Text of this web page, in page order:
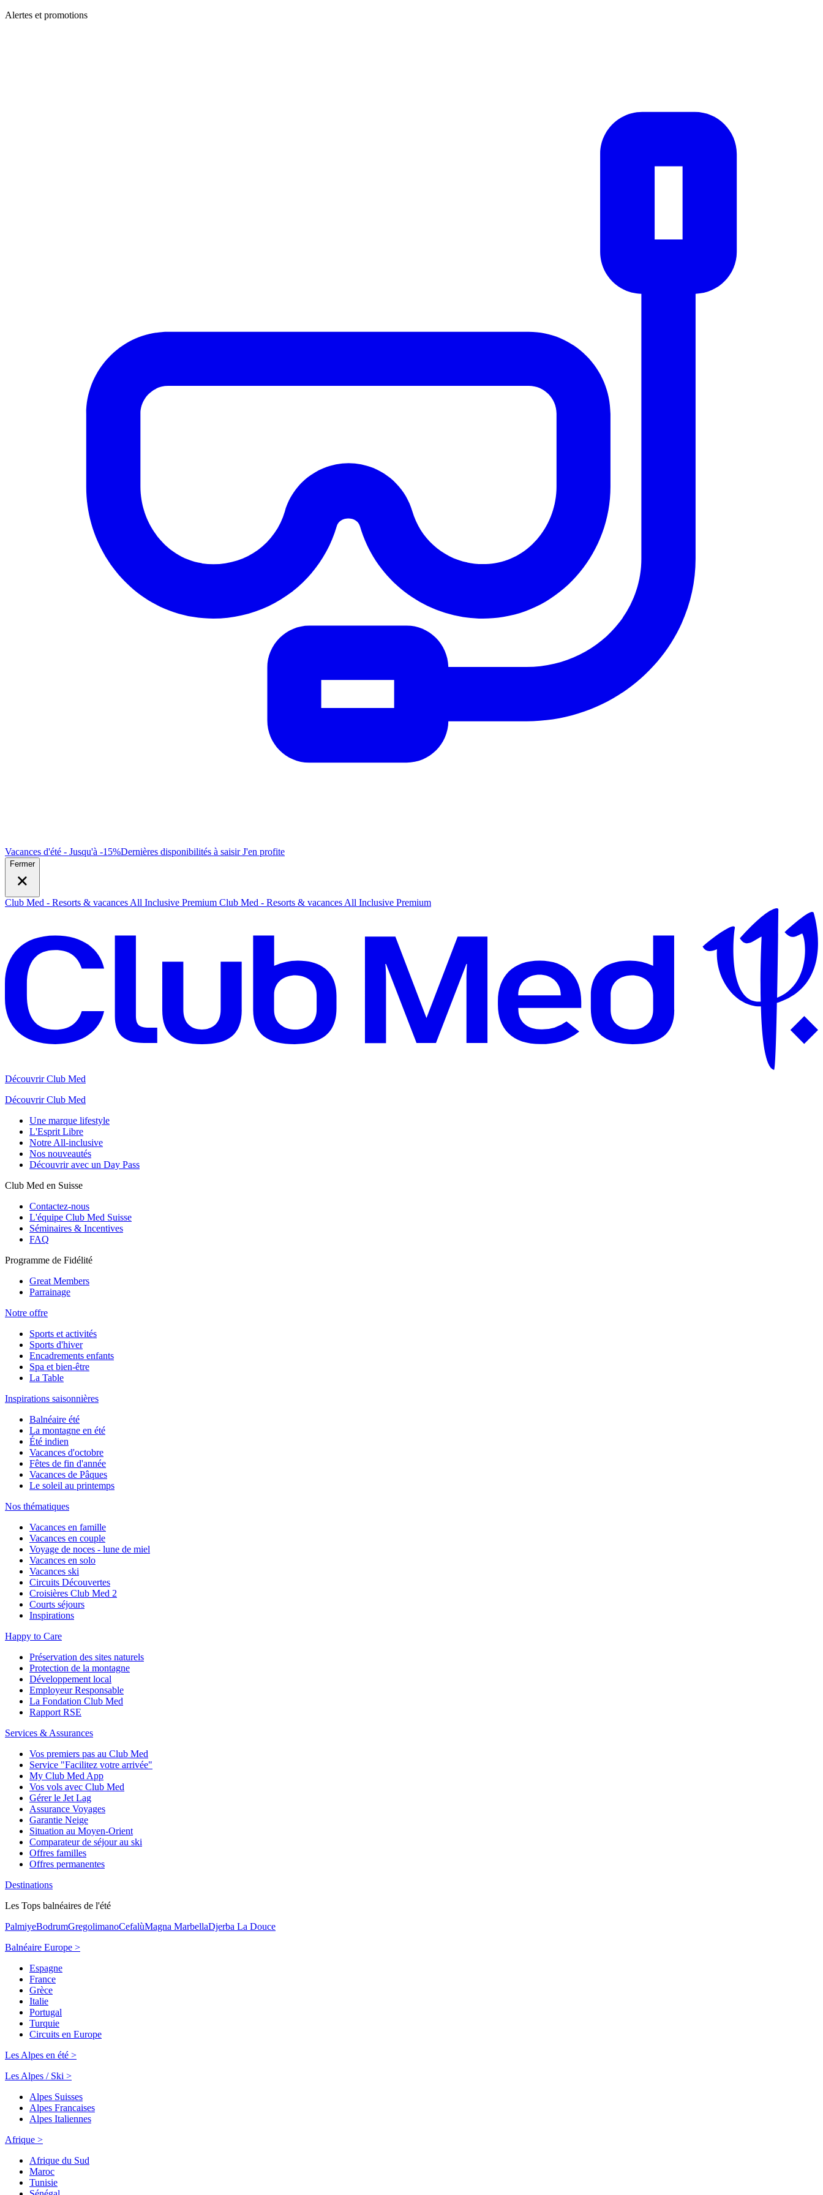
Alertes et promotions
Vacances d'été - Jusqu'à -15%Dernières disponibilités à saisirJ'en profite
Fermer
Club Med - Resorts & vacances All Inclusive Premium Club Med - Resorts & vacances All Inclusive Premium
Découvrir Club Med
Découvrir Club Med
Une marque lifestyle
L'Esprit Libre
Notre All-inclusive
Nos nouveautés
Découvrir avec un Day Pass
Club Med en Suisse
Contactez-nous
L'équipe Club Med Suisse
Séminaires & Incentives
FAQ
Programme de Fidélité
Great Members
Parrainage
Notre offre
Sports et activités
Sports d'hiver
Encadrements enfants
Spa et bien-être
La Table
Inspirations saisonnières
Balnéaire été
La montagne en été
Été indien
Vacances d'octobre
Fêtes de fin d'année
Vacances de Pâques
Le soleil au printemps
Nos thématiques
Vacances en famille
Vacances en couple
Voyage de noces - lune de miel
Vacances en solo
Vacances ski
Circuits Découvertes
Croisières Club Med 2
Courts séjours
Inspirations
Happy to Care
Préservation des sites naturels
Protection de la montagne
Développement local
Employeur Responsable
La Fondation Club Med
Rapport RSE
Services & Assurances
Vos premiers pas au Club Med
Service "Facilitez votre arrivée"
My Club Med App
Vos vols avec Club Med
Gérer le Jet Lag
Assurance Voyages
Garantie Neige
Situation au Moyen-Orient
Comparateur de séjour au ski
Offres familles
Offres permanentes
Destinations
Les Tops balnéaires de l'été
PalmiyeBodrumGregolimanoCefalùMagna MarbellaDjerba La Douce
Balnéaire Europe >
Espagne
France
Grèce
Italie
Portugal
Turquie
Circuits en Europe
Les Alpes en été >
Les Alpes / Ski >
Alpes Suisses
Alpes Francaises
Alpes Italiennes
Afrique >
Afrique du Sud
Maroc
Tunisie